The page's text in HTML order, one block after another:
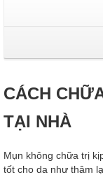
CÁCH
TẠI NHÀ
Mụn không chữa trị
tốt cho da như thâm